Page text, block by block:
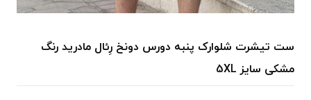
ست تیشرت شلوارک پنبه دورس دونخ رِئال مادرید رنگ
مشکی سایز 5XL